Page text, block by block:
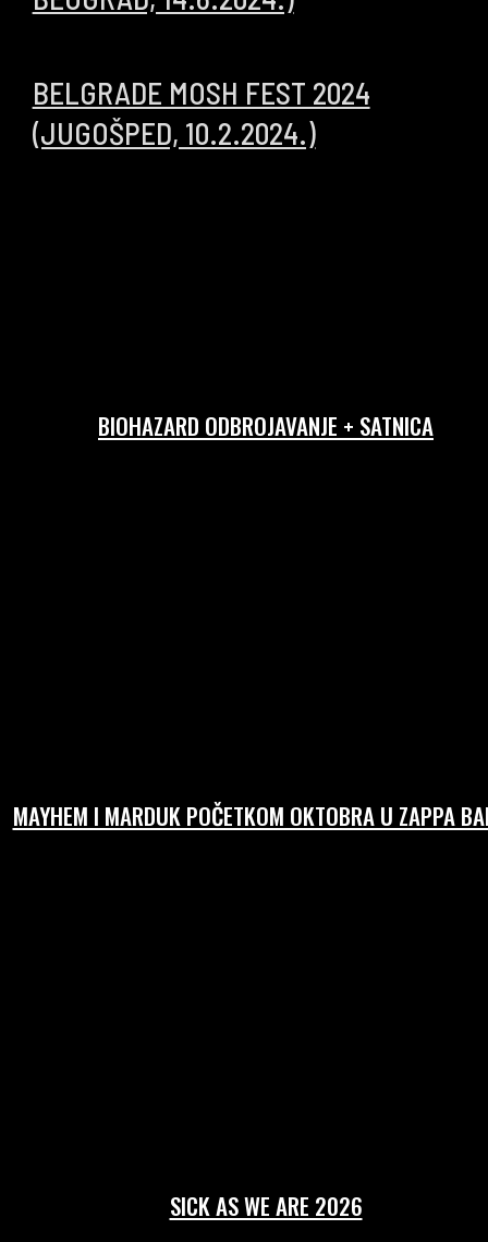
BELGRADE MOSH FEST 2024
(JUGOŠPED, 10.2.2024.)
BIOHAZARD ODBROJAVANJE + SATNICA
MAYHEM I MARDUK POČETKOM OKTOBRA U ZAPPA
SICK AS WE ARE 2026